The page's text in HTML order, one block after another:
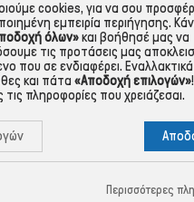
cookies, για να σου
εμπειρία περιήγησης.
όλων»και βοήθησέ μας να
τις προτάσεις μας
που σε ενδιαφέρει. Εναλλακτικά
και πάτα «Αποδοχή επιλογών»!
τις πληροφορίες που χρειάζεσαι.
Περισσότερες